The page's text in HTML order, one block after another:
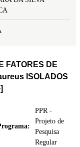
FATORES DE
ISOLADOS
PPR -
Projeto de
Pesquisa
Regular